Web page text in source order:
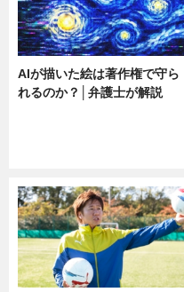
AIが描いた絵は著作権で守ら
れるのか？│弁護士が解説